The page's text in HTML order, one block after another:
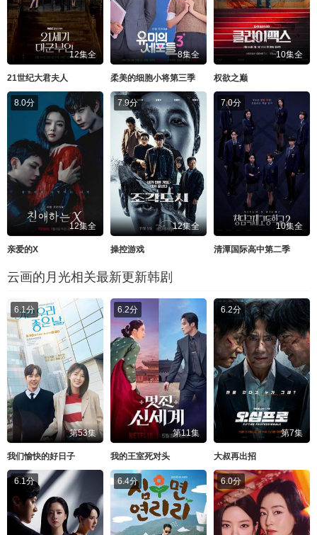
12集全
21世纪大君夫人
8集全
柔美的细胞小将第三季
10集全
权欲之巅
8.0分
12集全
亲爱的X
7.9分
12集全
操控游戏
7.0分
10集全
清潭国际高中第二季
云画的月光相关最新更新韩剧
6.1分
第53集
我们愉快的好日子
6.2分
第11集
我的王室死对头
6.2分
第7集
大叔再出招
6.1分 6.4分 6.0分